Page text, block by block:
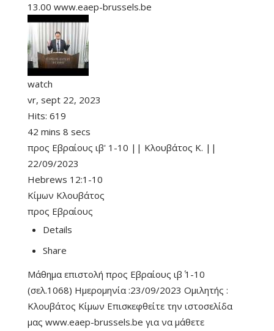
13.00 www.eaep-brussels.be
watch
vr, sept 22, 2023
Hits: 619
42 mins 8 secs
προς Εβραίους ιβ' 1-10 || Κλουβάτος Κ. ||
22/09/2023
Hebrews 12:1-10
Κίμων Κλουβάτος
προς Εβραίους
Details
Share
Μάθημα επιστολή προς Εβραίους ιβ΄ 1-10
(σελ.1068) Ημερομηνία :23/09/2023 Ομιλητής :
Κλουβάτος Κίμων Επισκεφθείτε την ιστοσελίδα
μας www.eaep-brussels.be για να μάθετε